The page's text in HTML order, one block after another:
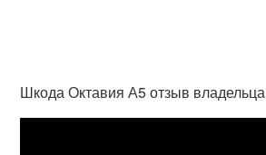
Шкода Октавия А5 отзыв владельца